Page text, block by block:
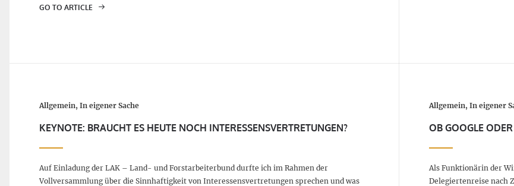
GO TO ARTICLE
Allgemein, In eigener Sache
KEYNOTE: BRAUCHT ES HEUTE NOCH INTERESSENSVERTRETUNGEN?
Auf Einladung der LAK – Land- und Forstarbeiterbund durfte ich im Rahmen der
Vollversammlung über die Sinnhaftigkeit von Interessensvertretungen sprechen und was
Allgemein, In eigener
OB GOOGLE
Als Funktionärin der
Delegiertenreise nach